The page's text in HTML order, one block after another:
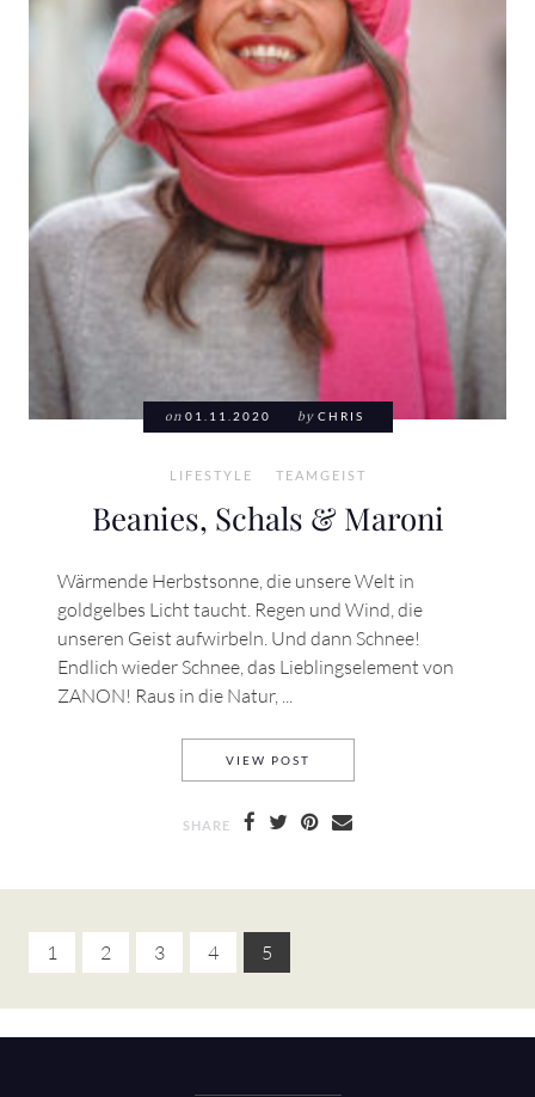
on 01.11.2020 by CHRIS
LIFESTYLE TEAMGEIST
Beanies, Schals & Maroni
Wärmende Herbstsonne, die unsere Welt in
goldgelbes Licht taucht. Regen und Wind, die
unseren Geist aufwirbeln. Und dann Schnee!
Endlich wieder Schnee, das Lieblingselement von
ZANON! Raus in die Natur, ...
VIEW POST
SHARE
1 2 3 4 5